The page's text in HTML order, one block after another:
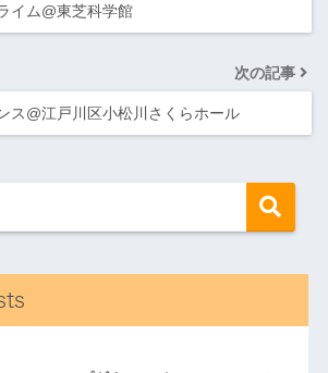
イム@東芝科学館
次の記事
ス@江戸川区小松川さくらホール